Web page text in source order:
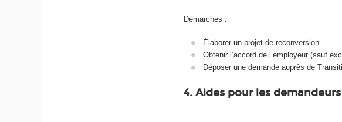
Démarches :
Élaborer un projet de reconversion.
Obtenir l’accord de l’employeur (sauf
Déposer une demande auprès de
4. Aides pour les